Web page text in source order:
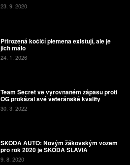
23. 9. 2020
Přirozená kočičí plemena existují, ale je
jich málo
24. 1. 2026
Team Secret ve vyrovnaném zápasu proti
OG prokázal své veteránské kvality
30. 3. 2022
ŠKODA AUTO: Novým žákovským vozem
pro rok 2020 je ŠKODA SLAVIA
9. 8. 2020